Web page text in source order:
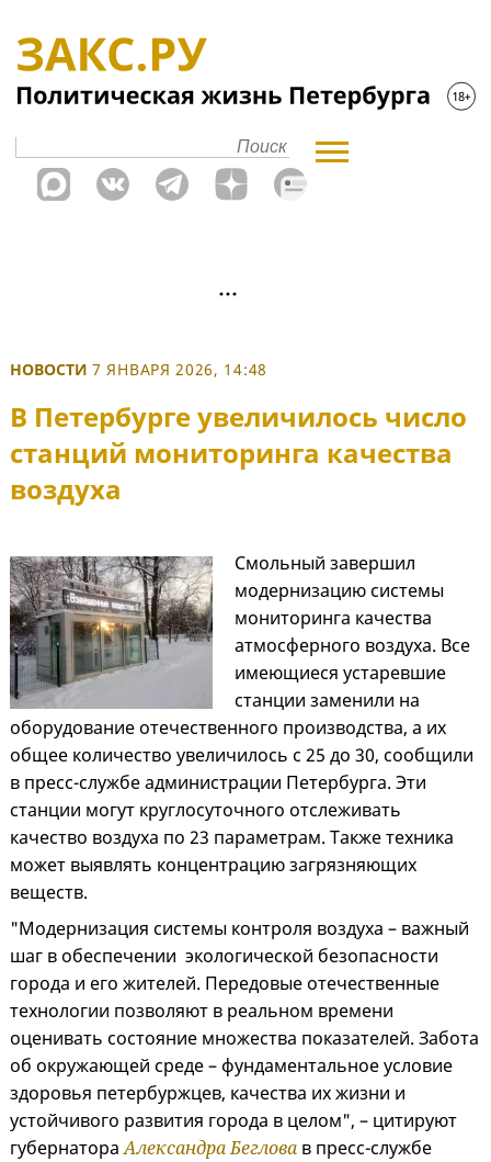
НОВОСТИ 7 ЯНВАРЯ 2026, 14:48
В Петербурге увеличилось число
станций мониторинга качества
воздуха
Смольный завершил
модернизацию системы
мониторинга качества
атмосферного воздуха. Все
имеющиеся устаревшие
станции заменили на
оборудование отечественного производства, а их
общее количество увеличилось с 25 до 30, сообщили
в пресс-службе администрации Петербурга. Эти
станции могут круглосуточного отслеживать
качество воздуха по 23 параметрам. Также техника
может выявлять концентрацию загрязняющих
веществ.
"Модернизация системы контроля воздуха – важный
шаг в обеспечении экологической безопасности
города и его жителей. Передовые отечественные
технологии позволяют в реальном времени
оценивать состояние множества показателей. Забота
об окружающей среде – фундаментальное условие
здоровья петербуржцев, качества их жизни и
устойчивого развития города в целом", – цитируют
губернатораАлександра Беглова в пресс-службе